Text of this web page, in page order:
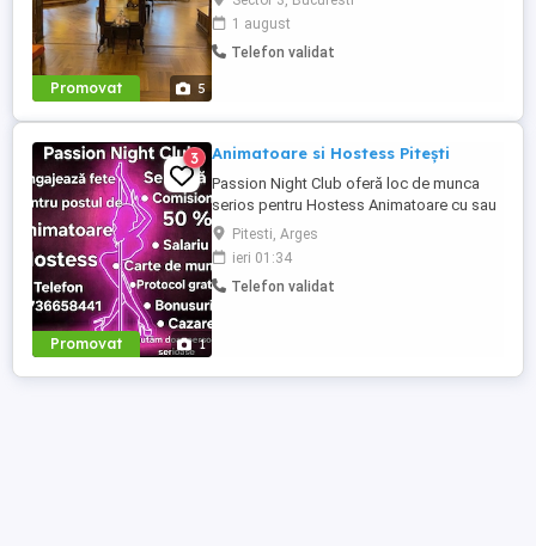
Promovat 5
vizitatorilor, limba engleză, realizarea unei
prezentări care se învață, vocabular bogat,
bună dispoziție, stare surâzătoare,
1 august
Telefon validat
Promovat 1
3 Animatoare si Hostess Pitești
Passion Night Club oferă loc de munca
serios pentru Hostess Animatoare cu sau
fără experiență. Nu punem accent pe
aspecul fizic !! Dacă ai peste 18 ani, ești o
fire deschisă, sociabilă și fără inhibiții te
invităm să faci parte din echipa noastră
Pitesti, Arges
ieri 01:34
Telefon validat